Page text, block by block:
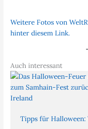
Weitere Fotos von
hinter diesem Link.
Auch interessant
Tipps für Halloween: